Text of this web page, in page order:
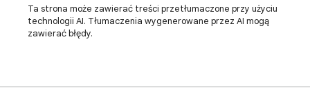
Ta strona może zawierać treści przetłumaczone przy użyciu
technologii AI. Tłumaczenia wygenerowane przez AI mogą
zawierać błędy.